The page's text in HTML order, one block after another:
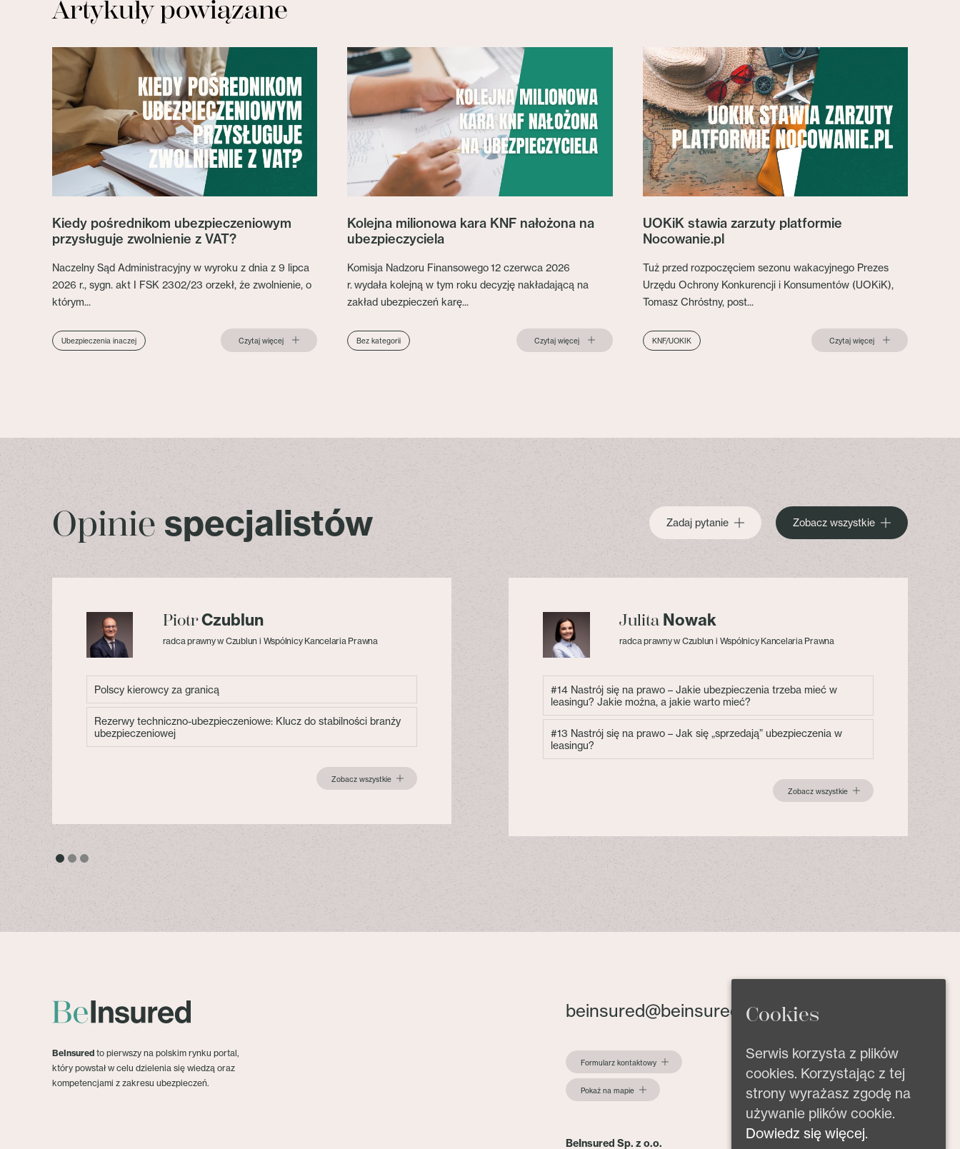
Artykuły powiązane
Kiedy pośrednikom ubezpieczeniowym
przysługuje zwolnienie z VAT?
Naczelny Sąd Administracyjny w wyroku z dnia z 9 lipca
2026 r., sygn. akt I FSK 2302/23 orzekł, że zwolnienie, o
którym...
Ubezpieczenia inaczej Czytaj więcej
Kolejna milionowa kara KNF nałożona na
ubezpieczyciela
Komisja Nadzoru Finansowego 12 czerwca 2026
r. wydała kolejną w tym roku decyzję nakładającą na
zakład ubezpieczeń karę...
Bez kategorii Czytaj więcej
UOKiK stawia zarzuty platformie
Nocowanie.pl
Tuż przed rozpoczęciem sezonu wakacyjnego Prezes
Urzędu Ochrony Konkurencji i Konsumentów (UOKiK),
Tomasz Chróstny, post...
KNF/UOKIK Czytaj więcej
Opinie specjalistów Zadaj pytanie Zobacz wszystkie
PiotrCzublun
radca prawny w Czublun i Wspólnicy Kancelaria Prawna
Polscy kierowcy za granicą
Rezerwy techniczno-ubezpieczeniowe: Klucz do stabilności branży
ubezpieczeniowej
Zobacz wszystkie
Julita Nowak
radca prawny w Czublun i Wspólnicy Kancelaria Prawna
#14 Nastrój się na prawo – Jakie ubezpieczenia trzeba mieć w
leasingu? Jakie można, a jakie warto mieć?
#13 Nastrój się na prawo – Jak się „sprzedają” ubezpieczenia w
leasingu?
Zobacz wszystkie
BeInsured to pierwszy na polskim rynku portal,
który powstał w celu dzielenia się wiedzą oraz
kompetencjami z zakresu ubezpieczeń.
beinsured@beinsured.pl
Formularz kontaktowy
Pokaż na mapie
BeInsured Sp. z o.o.
Cookies
Serwis korzysta z plików
cookies. Korzystając z tej
strony wyrażasz zgodę na
używanie plików cookie.
Dowiedz się więcej.